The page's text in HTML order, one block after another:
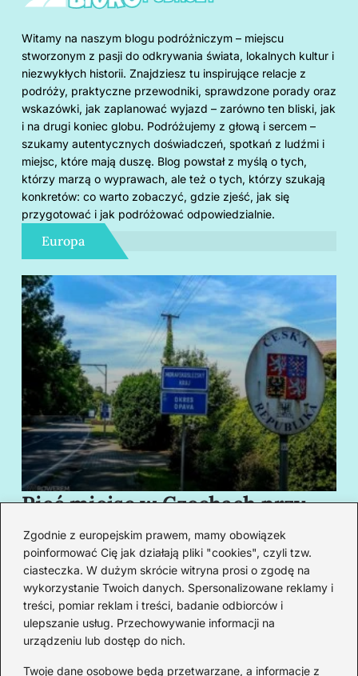
Zgodnie z europejskim prawem, mamy obowiązek
poinformować Cię jak działają pliki "cookies", czyli tzw.
ciasteczka. W dużym skrócie witryna prosi o zgodę na
wykorzystanie Twoich danych. Spersonalizowane reklamy i
treści, pomiar reklam i treści, badanie odbiorców i
ulepszanie usług. Przechowywanie informacji na
urządzeniu lub dostęp do nich.
Twoje dane osobowe będą przetwarzane, a informacje z
Witamy na naszym blogu podróżniczym – miejscu
stworzonym z pasji do odkrywania świata, lokalnych kultur i
niezwykłych historii. Znajdziesz tu inspirujące relacje z
podróży, praktyczne przewodniki, sprawdzone porady oraz
wskazówki, jak zaplanować wyjazd – zarówno ten bliski, jak
i na drugi koniec globu. Podróżujemy z głową i sercem –
szukamy autentycznych doświadczeń, spotkań z ludźmi i
miejsc, które mają duszę. Blog powstał z myślą o tych,
którzy marzą o wyprawach, ale też o tych, którzy szukają
konkretów: co warto zobaczyć, gdzie zjeść, jak się
przygotować i jak podróżować odpowiedzialnie.
Europa
Pięć miejsc w Czechach przy
granicy, które cię oczarują
swoim urokiem
Redakcja
Od lat podróżuję, by poznawać świat z bliska – nie tylko
przez pryzmat zabytków, ale przede wszystkim ludzi,
smaków i codzienności.